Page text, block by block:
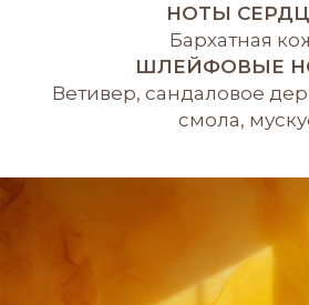
НОТЫ
Бархатная
ШЛЕЙФОВЫЕ
Ветивер, сандаловое
смола,